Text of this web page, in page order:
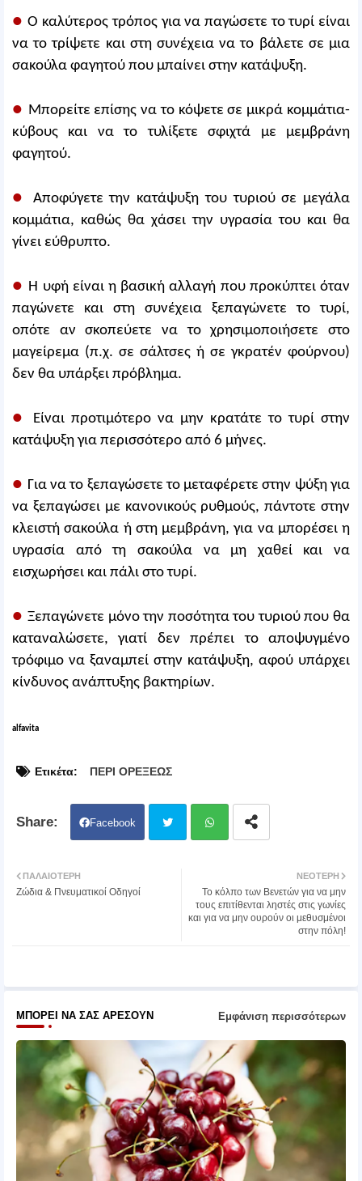
●Ο καλύτερος τρόπος για να παγώσετε το τυρί είναι
να το τρίψετε και στη συνέχεια να το βάλετε σε μια
σακούλα φαγητού που μπαίνει στην κατάψυξη.
● Μπορείτε επίσης να το κόψετε σε μικρά κομμάτια-
κύβους και να το τυλίξετε σφιχτά με μεμβράνη
φαγητού.
● Αποφύγετε την κατάψυξη του τυριού σε μεγάλα
κομμάτια, καθώς θα χάσει την υγρασία του και θα
γίνει εύθρυπτο.
● Η υφή είναι η βασική αλλαγή που προκύπτει όταν
παγώνετε και στη συνέχεια ξεπαγώνετε το τυρί,
οπότε αν σκοπεύετε να το χρησιμοποιήσετε στο
μαγείρεμα (π.χ. σε σάλτσες ή σε γκρατέν φούρνου)
δεν θα υπάρξει πρόβλημα.
●
Είναι προτιμότερο να μην κρατάτε το τυρί στην
κατάψυξη για περισσότερο από 6 μήνες.
● Για να το ξεπαγώσετε το μεταφέρετε στην ψύξη για
να ξεπαγώσει με κανονικούς ρυθμούς, πάντοτε στην
κλειστή σακούλα ή στη μεμβράνη, για να μπορέσει η
υγρασία από τη σακούλα να μη χαθεί και να
εισχωρήσει και πάλι στο τυρί.
●Ξεπαγώνετε μόνο την ποσότητα του τυριού που θα
καταναλώσετε, γιατί δεν πρέπει το αποψυγμένο
τρόφιμο να ξαναμπεί στην κατάψυξη, αφού υπάρχει
κίνδυνος ανάπτυξης βακτηρίων.
alfavita
Ετικέτα: ΠΕΡΙ ΟΡΕΞΕΩΣ
Facebook
atsa
ΝΕΌΤΕΡΗ
Το κόλπο των Bενετών για να μην
τους επιτίθενται ληστές στις γωνίες
και για να μην ουρούν οι μεθυσμένοι
στην πόλη!
ΠΑΛΑΙΌΤΕΡΗ
Ζώδια & Πνευματικοί Οδηγοί
ΜΠΟΡΕΊ ΝΑ ΣΑΣ ΑΡΈΣΟΥΝ Εμφάνιση περισσότερων